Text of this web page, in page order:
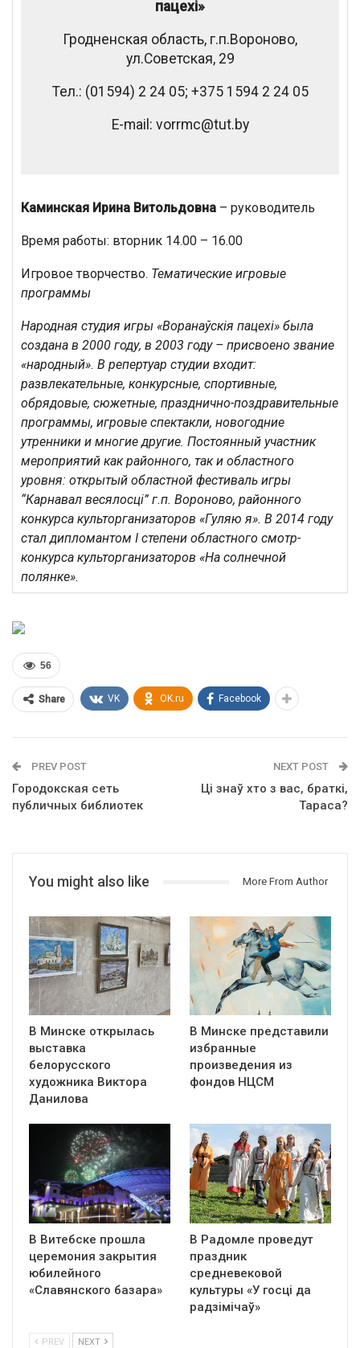
пацехі»
Гродненская область, г.п.Вороново,
ул.Советская, 29
Тел.: (01594) 2 24 05; +375 1594 2 24 05
E-mail: vorrmc@tut.by
Каминская Ирина Витольдовна – руководитель
Время работы: вторник 14.00 – 16.00
Игровое творчество. Тематические игровые
программы
Народная студия игры «Воранаўскія пацехі» была
создана в 2000 году, в 2003 году – присвоено звание
«народный». В репертуар студии входит:
развлекательные, конкурсные, спортивные,
обрядовые, сюжетные, празднично-поздравительные
программы, игровые спектакли, новогодние
утренники и многие другие. Постоянный участник
мероприятий как районного, так и областного
уровня: открытый областной фестиваль игры
“Карнавал весялосці” г.п. Вороново, районного
конкурса культорганизаторов «Гуляю я». В 2014 году
стал дипломантом I степени областного смотр-
конкурса культорганизаторов «На солнечной
полянке».
56
Share VK OK.ru Facebook
PREV POST
Городокская сеть
публичных библиотек
NEXT POST
Ці знаў хто з вас, браткі,
Тараса?
You might also like More From Author
В Минске открылась
выставка
белорусского
художника Виктора
Данилова
В Минске представили
избранные
произведения из
фондов НЦСМ
В Витебске прошла
церемония закрытия
юбилейного
«Славянского базара»
В Радомле проведут
праздник
средневековой
культуры «У госці да
радзімічаў»
PREV NEXT